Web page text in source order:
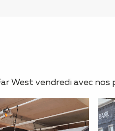
West vendredi avec